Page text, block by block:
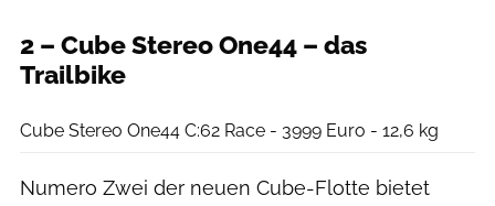
2 – Cube Stereo One44 – das
Trailbike
Cube Stereo One44 C:62 Race - 3999 Euro - 12,6 kg
Numero Zwei der neuen Cube-Flotte bietet